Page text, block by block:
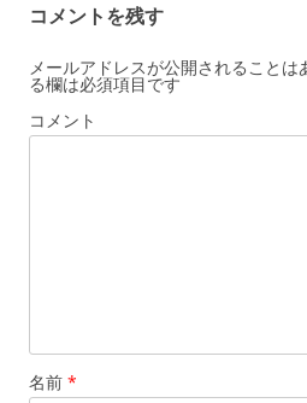
コメントを残す
メールアドレスが公開されることは
る欄は必須項目です
コメント
名前 *